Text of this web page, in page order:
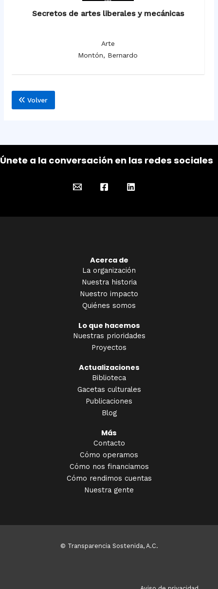
Secretos de artes liberales y mecánicas
Arte
Montón, Bernardo
Volver
Únete a la conversación en las redes sociales
Acerca de
La organización
Nuestra historia
Nuestro impacto
Quiénes somos
Lo que hacemos
Nuestras prioridades
Proyectos
Actualizaciones
Biblioteca
Gacetas culturales
Publicaciones
Blog
Más
Contacto
Cómo operamos
Cómo nos financiamos
Cómo rendimos cuentas
Nuestra gente
© Transparencia Sostenida, A.C.